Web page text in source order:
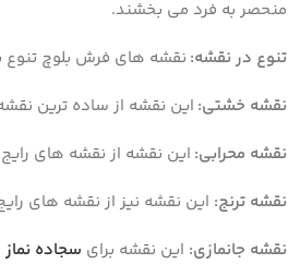
منحصر به فرد می بخشند.
تنوع در نقشه: نقشه های فرش بلوچ تنوع
نقشه خشتی: این نقشه از ساده ترین
نقشه محرابی: این نقشه از نقشه های
نقشه ترنج: این نقشه نیز از نقشه های
نقشه جانمازی: این نقشه برای سجاده نماز